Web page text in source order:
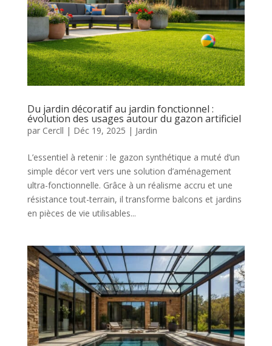
Du jardin décoratif au jardin fonctionnel :
évolution des usages autour du gazon artificiel
par Cercll | Déc 19, 2025 | Jardin
L’essentiel à retenir : le gazon synthétique a muté d’un
simple décor vert vers une solution d’aménagement
ultra-fonctionnelle. Grâce à un réalisme accru et une
résistance tout-terrain, il transforme balcons et jardins
en pièces de vie utilisables...